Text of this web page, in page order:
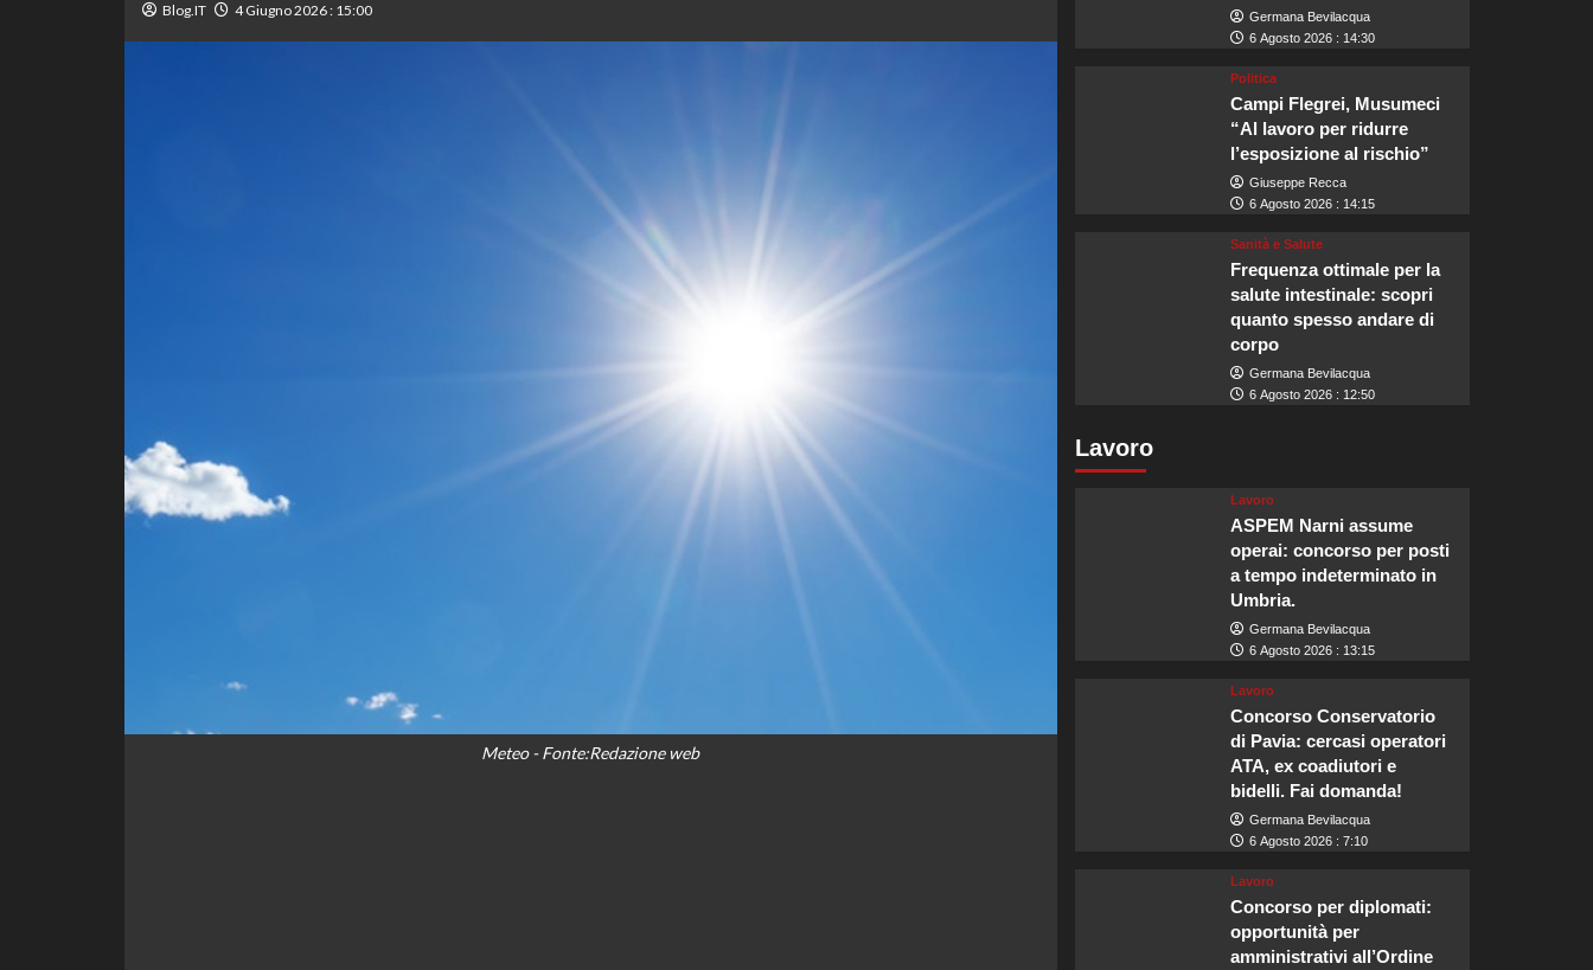
Blog.IT 4 Giugno 2026 : 15:00
Meteo - Fonte:Redazione web
Germana Bevilacqua
6 Agosto 2026 : 14:30
Politica
Campi Flegrei, Musumeci
“Al lavoro per ridurre
l’esposizione al rischio”
Giuseppe Recca
6 Agosto 2026 : 14:15
Sanità e Salute
Frequenza ottimale per la
salute intestinale: scopri
quanto spesso andare di
corpo
Germana Bevilacqua
6 Agosto 2026 : 12:50
Lavoro
Lavoro
ASPEM Narni assume
operai: concorso per posti
a tempo indeterminato in
Umbria.
Germana Bevilacqua
6 Agosto 2026 : 13:15
Lavoro
Concorso Conservatorio
di Pavia: cercasi operatori
ATA, ex coadiutori e
bidelli. Fai domanda!
Germana Bevilacqua
6 Agosto 2026 : 7:10
Lavoro
Concorso per diplomati:
opportunità per
amministrativi all’Ordine